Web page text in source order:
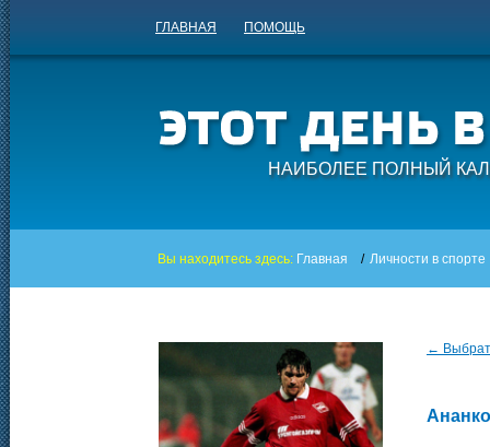
ГЛАВНАЯ ПОМОЩЬ
НАИБОЛЕЕ ПОЛНЫЙ
Вы находитесь здесь: Главная / Личности в спорте
←